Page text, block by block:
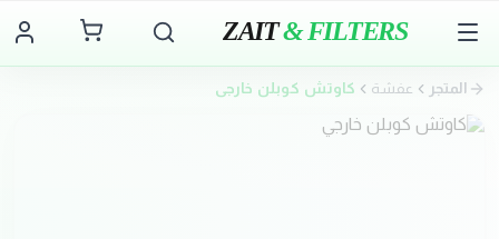
ZAIT& FILTERS
المتجر عفشة كاوتش كوبلن خارجي